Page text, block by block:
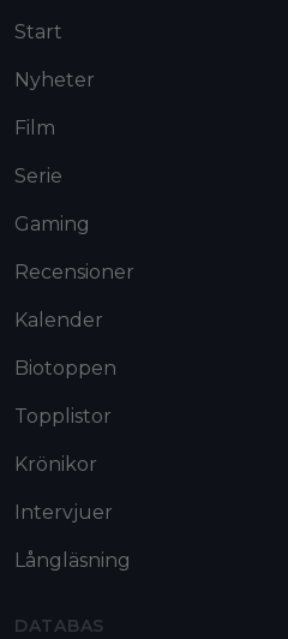
Start
Nyheter
Film
Serie
Gaming
Recensioner
Kalender
Biotoppen
Topplistor
Krönikor
Intervjuer
Långläsning
DATABAS